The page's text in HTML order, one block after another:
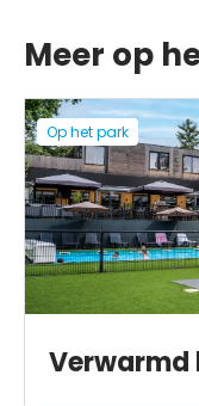
Meer op
Op het park
Verwarmd